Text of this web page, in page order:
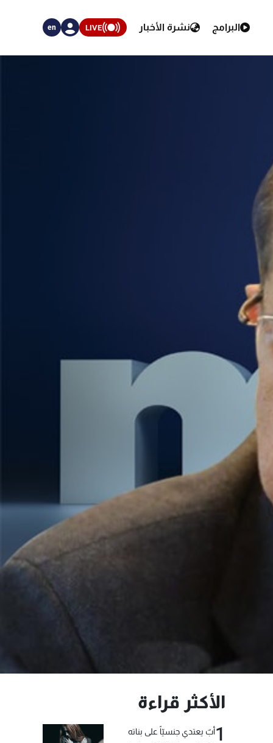
البرامج نشرة الأخبار LIVE
en
الأكثر قراءة
1أبٌ يعتدي جنسيّاً على بناته